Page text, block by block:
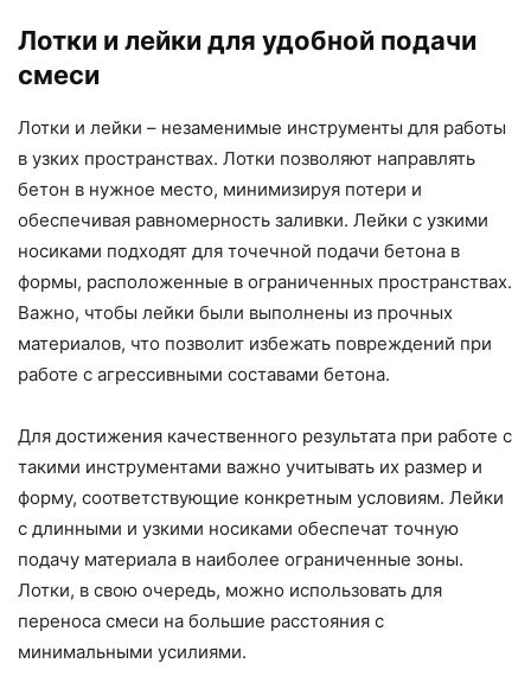
Лотки и лейки для удобной подачи
смеси
Лотки и лейки – незаменимые инструменты для работы
в узких пространствах. Лотки позволяют направлять
бетон в нужное место, минимизируя потери и
обеспечивая равномерность заливки. Лейки с узкими
носиками подходят для точечной подачи бетона в
формы, расположенные в ограниченных пространствах.
Важно, чтобы лейки были выполнены из прочных
материалов, что позволит избежать повреждений при
работе с агрессивными составами бетона.
Для достижения качественного результата при работе с
такими инструментами важно учитывать их размер и
форму, соответствующие конкретным условиям. Лейки
с длинными и узкими носиками обеспечат точную
подачу материала в наиболее ограниченные зоны.
Лотки, в свою очередь, можно использовать для
переноса смеси на большие расстояния с
минимальными усилиями.